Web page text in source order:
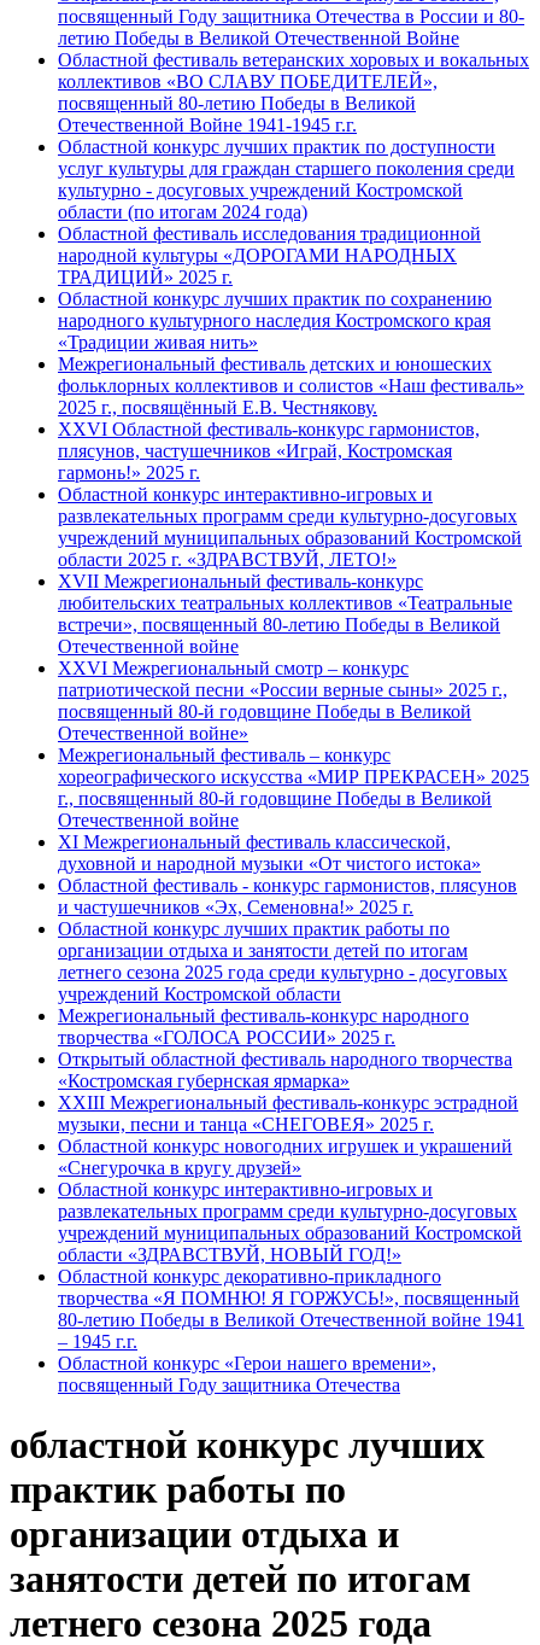
посвященный Году защитника Отечества в России и 80-
летию Победы в Великой Отечественной Войне
Областной фестиваль ветеранских хоровых и вокальных
коллективов «ВО СЛАВУ ПОБЕДИТЕЛЕЙ»,
посвященный 80-летию Победы в Великой
Отечественной Войне 1941-1945 г.г.
Областной конкурс лучших практик по доступности
услуг культуры для граждан старшего поколения среди
культурно - досуговых учреждений Костромской
области (по итогам 2024 года)
Областной фестиваль исследования традиционной
народной культуры «ДОРОГАМИ НАРОДНЫХ
ТРАДИЦИЙ» 2025 г.
Областной конкурс лучших практик по сохранению
народного культурного наследия Костромского края
«Традиции живая нить»
Межрегиональный фестиваль детских и юношеских
фольклорных коллективов и солистов «Наш фестиваль»
2025 г., посвящённый Е.В. Честнякову.
XXVI Областной фестиваль-конкурс гармонистов,
плясунов, частушечников «Играй, Костромская
гармонь!» 2025 г.
Областной конкурс интерактивно-игровых и
развлекательных программ среди культурно-досуговых
учреждений муниципальных образований Костромской
области 2025 г. «ЗДРАВСТВУЙ, ЛЕТО!»
XVII Межрегиональный фестиваль-конкурс
любительских театральных коллективов «Театральные
встречи», посвященный 80-летию Победы в Великой
Отечественной войне
XXVI Межрегиональный смотр – конкурс
патриотической песни «России верные сыны» 2025 г.,
посвященный 80-й годовщине Победы в Великой
Отечественной войне»
Межрегиональный фестиваль – конкурс
хореографического искусства «МИР ПРЕКРАСЕН» 2025
г., посвященный 80-й годовщине Победы в Великой
Отечественной войне
XI Межрегиональный фестиваль классической,
духовной и народной музыки «От чистого истока»
Областной фестиваль - конкурс гармонистов, плясунов
и частушечников «Эх, Семеновна!» 2025 г.
Областной конкурс лучших практик работы по
организации отдыха и занятости детей по итогам
летнего сезона 2025 года среди культурно - досуговых
учреждений Костромской области
Межрегиональный фестиваль-конкурс народного
творчества «ГОЛОСА РОССИИ» 2025 г.
Открытый областной фестиваль народного творчества
«Костромская губернская ярмарка»
XXIII Межрегиональный фестиваль-конкурс эстрадной
музыки, песни и танца «СНЕГОВЕЯ» 2025 г.
Областной конкурс новогодних игрушек и украшений
«Снегурочка в кругу друзей»
Областной конкурс интерактивно-игровых и
развлекательных программ среди культурно-досуговых
учреждений муниципальных образований Костромской
области «ЗДРАВСТВУЙ, НОВЫЙ ГОД!»
Областной конкурс декоративно-прикладного
творчества «Я ПОМНЮ! Я ГОРЖУСЬ!», посвященный
80-летию Победы в Великой Отечественной войне 1941
– 1945 г.г.
Областной конкурс «Герои нашего времени»,
посвященный Году защитника Отечества
областной конкурс лучших
практик работы по
организации отдыха и
занятости детей по итогам
летнего сезона 2025 года